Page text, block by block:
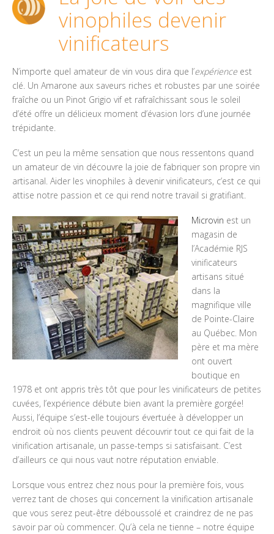
vinophiles devenir
vinificateurs
N’importe quel amateur de vin vous dira que l’expérience est
clé. Un Amarone aux saveurs riches et robustes par une soirée
fraîche ou un Pinot Grigio vif et rafraîchissant sous le soleil
d’été offre un délicieux moment d’évasion lors d’une journée
trépidante.
C’est un peu la même sensation que nous ressentons quand
un amateur de vin découvre la joie de fabriquer son propre vin
artisanal. Aider les vinophiles à devenir vinificateurs, c’est ce qui
attise notre passion et ce qui rend notre travail si gratifiant.
Microvin est un
magasin de
l’Académie RJS
vinificateurs
artisans situé
dans la
magnifique ville
de Pointe-Claire
au Québec. Mon
père et ma mère
ont ouvert
boutique en
1978 et ont appris très tôt que pour les vinificateurs de petites
cuvées, l’expérience débute bien avant la première gorgée!
Aussi, l’équipe s’est-elle toujours évertuée à développer un
endroit où nos clients peuvent découvrir tout ce qui fait de la
vinification artisanale, un passe-temps si satisfaisant. C’est
d’ailleurs ce qui nous vaut notre réputation enviable.
Lorsque vous entrez chez nous pour la première fois, vous
verrez tant de choses qui concernent la vinification artisanale
que vous serez peut-être déboussolé et craindrez de ne pas
savoir par où commencer. Qu’à cela ne tienne – notre équipe